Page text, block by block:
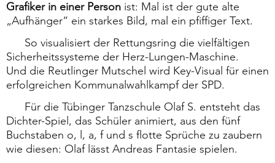
Grafiker in einer Person ist: Mal ist der gute alte
„Aufhänger“ ein starkes Bild, mal ein pfiffiger Text.
So visualisiert der Rettungsring die vielfältigen
Sicherheitssysteme der Herz-Lungen-Maschine.
Und die Reutlinger Mutschel wird Key-Visual für einen
erfolgreichen Kommunal­wahlkampf der SPD.
Für die Tübinger Tanzschule Olaf S. entsteht das
Dichter-Spiel, das Schüler animiert, aus den fünf
Buchstaben o, l, a, f und s flotte Sprüche zu zau­bern
wie diesen: Olaf lässt Andreas Fantasie spielen.